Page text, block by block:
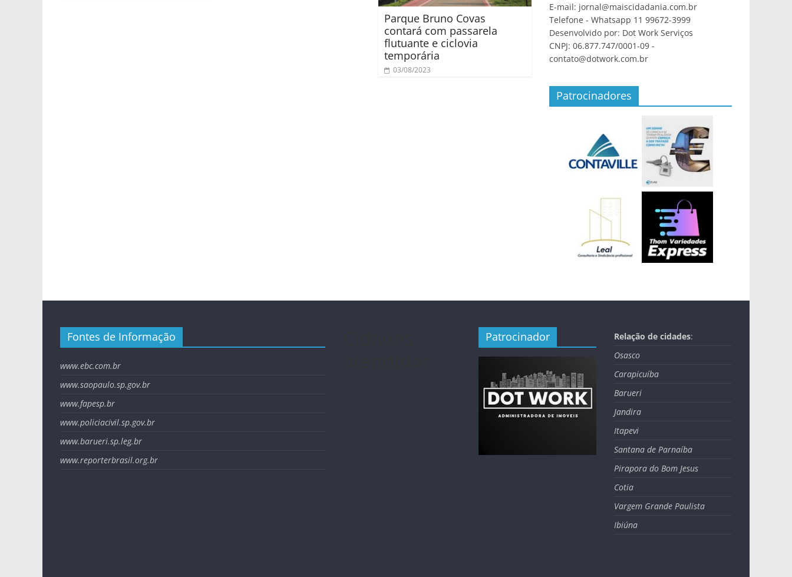
Parque Bruno Covas
contará com passarela
flutuante e ciclovia
temporária
03/08/2023
E-mail: jornal@maiscidadania.com.br
Telefone - Whatsapp 11 99672-3999
Desenvolvido por: Dot Work Serviços
CNPJ: 06.877.747/0001-09 -
contato@dotwork.com.br
Patrocinadores
Fontes de Informação
www.ebc.com.br
www.saopaulo.sp.gov.br
www.fapesp.br
www.policiacivil.sp.gov.br
www.barueri.sp.leg.br
www.reporterbrasil.org.br
Patrocinador Relação de cidades:
Osasco
Carapicuíba
Barueri
Jandira
Itapevi
Santana de Parnaíba
Pirapora do Bom Jesus
Cotia
Vargem Grande Paulista
Ibiúna